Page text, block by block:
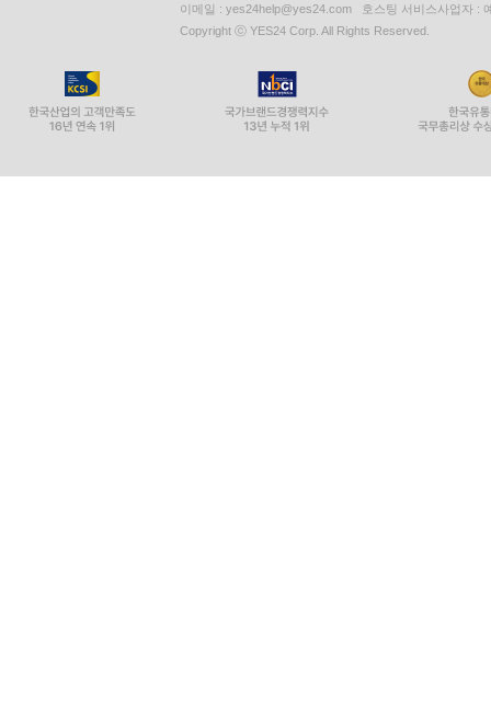
이메일 : yes24help@yes24.com 호스팅 서비스사업자 :
Copyright ⓒ YES24 Corp. All Rights Reserved.